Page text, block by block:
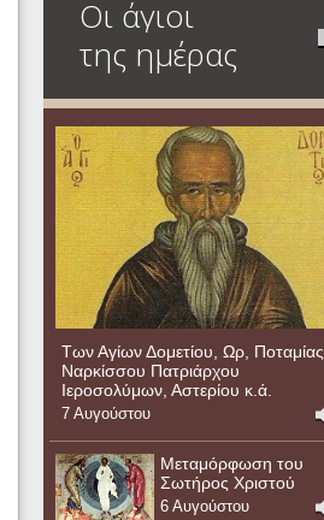
Οι άγιοι
της ημέρας
Των Αγίων Δομετίου, Ωρ, Ποταμίας,
Ναρκίσσου Πατριάρχου
Ιεροσολύμων, Αστερίου κ.ά.
7 Αυγούστου
Μεταμόρφωση του
Σωτήρος Χριστού
6 Αυγούστου